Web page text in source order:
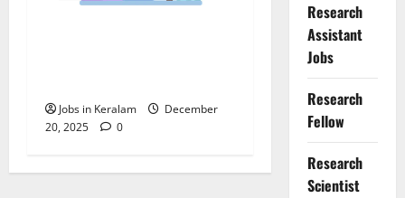
Jobs in Keralam
December
20, 2025
0
Research
Assistant
Jobs
Research
Fellow
Research
Scientist